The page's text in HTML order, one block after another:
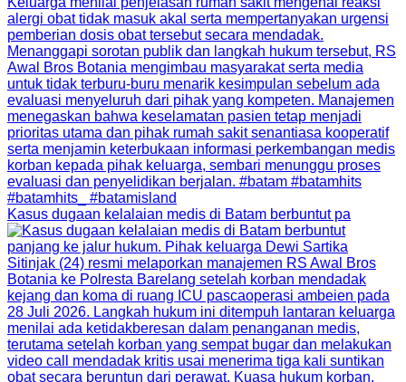
Kasus dugaan kelalaian medis di Batam berbuntut pa